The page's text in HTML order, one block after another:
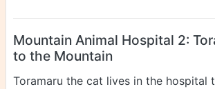
Mountain Animal Hospital 2:
to the Mountain
Toramaru the cat lives in the hospital